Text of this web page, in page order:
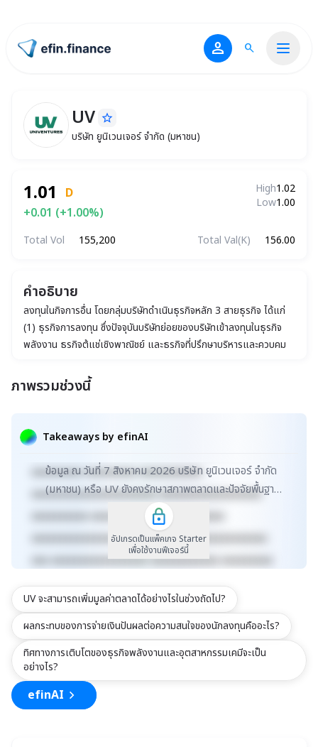
ไปหน้าแรก person search
UV บริษัท ยูนิเวนเจอร์ จำกัด (มหาชน)
UV star_border
บริษัท ยูนิเวนเจอร์ จำกัด (มหาชน)
1.01
D
+0.01 (+1.00%)
High1.02
Low1.00
Total Vol 155,200 Total Val(K) 156.00
คำอธิบาย
ลงทุนในกิจการอื่น โดยกลุ่มบริษัทดำเนินธุรกิจหลัก 3 สายธุรกิจ ได้แก่
(1) ธุรกิจการลงทุน ซึ่งปัจจุบันบริษัทย่อยของบริษัทเข้าลงทุนในธุรกิจ
พลังงาน ธุรกิจตู้แช่เชิงพาณิชย์ และธุรกิจที่ปรึกษาบริหารและควบคุม
ด้านอุตสาหกรรม ได้แก่ ธุรกิจผลิตและจำหน่ายผงสังกะสีออกไซด์และ
ภาพรวมช่วงนี้
Takeaways by efinAI
xxxxx xxxxxxxxxxxxxxxxxxxxxxxxxxxxxx
xxxxxxxxxxxxxxxxxx xxxxxxxxxxxxxxx xxxxx
xxxxxxxxx xxxxxxxxx xxxxxxxxxxx
xxxxxxxxxxxxxxxxxxxxxx xxxxxxxxxxxxxxxxxx
xxxxxxxxxx xxxxxxxxxxxxx xxxxxxxxxx
xxxxxxxxxxxxxxxxxxxxxxxxxx xxxxxxxxxxxxxxx
xxx xxxxxxxxxxxxxxxxx xxxxxxxxxxxx xxxxxxxxx
xxxxxxxxxxx xxxxxxxx xxxxxxxxxxxxxxxxxxxxxxx
xxxxxxxxxxxxxxxxxxx xxxxx
xxxxxxxxxxxxxxxxxxxxxxxxxxxxxx
ข้อมูล ณ วันที่ 7 สิงหาคม 2026 บริษัท ยูนิเวนเจอร์ จำกัด
(มหาชน) หรือ UV ยังคงรักษาสภาพตลาดและปัจจัยพื้นฐาน
ไว้ในเกณฑ์คงที่ โดยมีมูลค่าตลาดลดลงเล็กน้อย...
อัปเกรดเป็นแพ็คเกจ Starter
เพื่อใช้งานฟีเจอร์นี้
UV จะสามารถเพิ่มมูลค่าตลาดได้อย่างไรในช่วงถัดไป?
ผลกระทบของการจ่ายเงินปันผลต่อความสนใจของนักลงทุนคืออะไร?
ทิศทางการเติบโตของธุรกิจพลังงานและอุตสาหกรรมเคมีจะเป็น
อย่างไร?
efinAI